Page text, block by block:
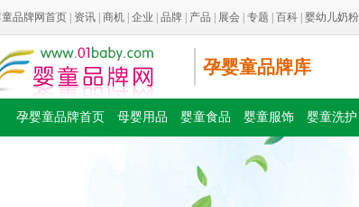
品牌网首页 资讯 商机 企业 品牌 产品 展会 专题 百科 婴幼儿奶
孕婴童品牌库
孕婴童品牌首页 母婴用品 婴童食品 婴童服饰 婴童洗护